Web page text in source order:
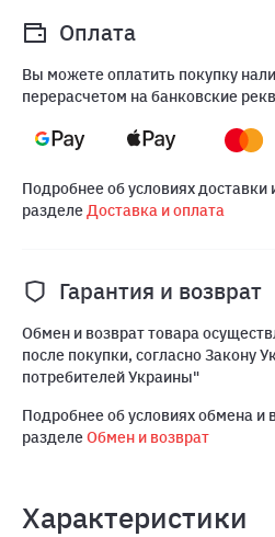
Оплата
Вы можете оплатить покупку
перерасчетом на банковские
Подробнее об условиях доставки
разделеДоставка и оплата
Гарантия и возврат
Обмен и возврат товара
после покупки, согласно Закону
потребителей Украины"
Подробнее об условиях обмена и
разделеОбмен и возврат
Характеристики